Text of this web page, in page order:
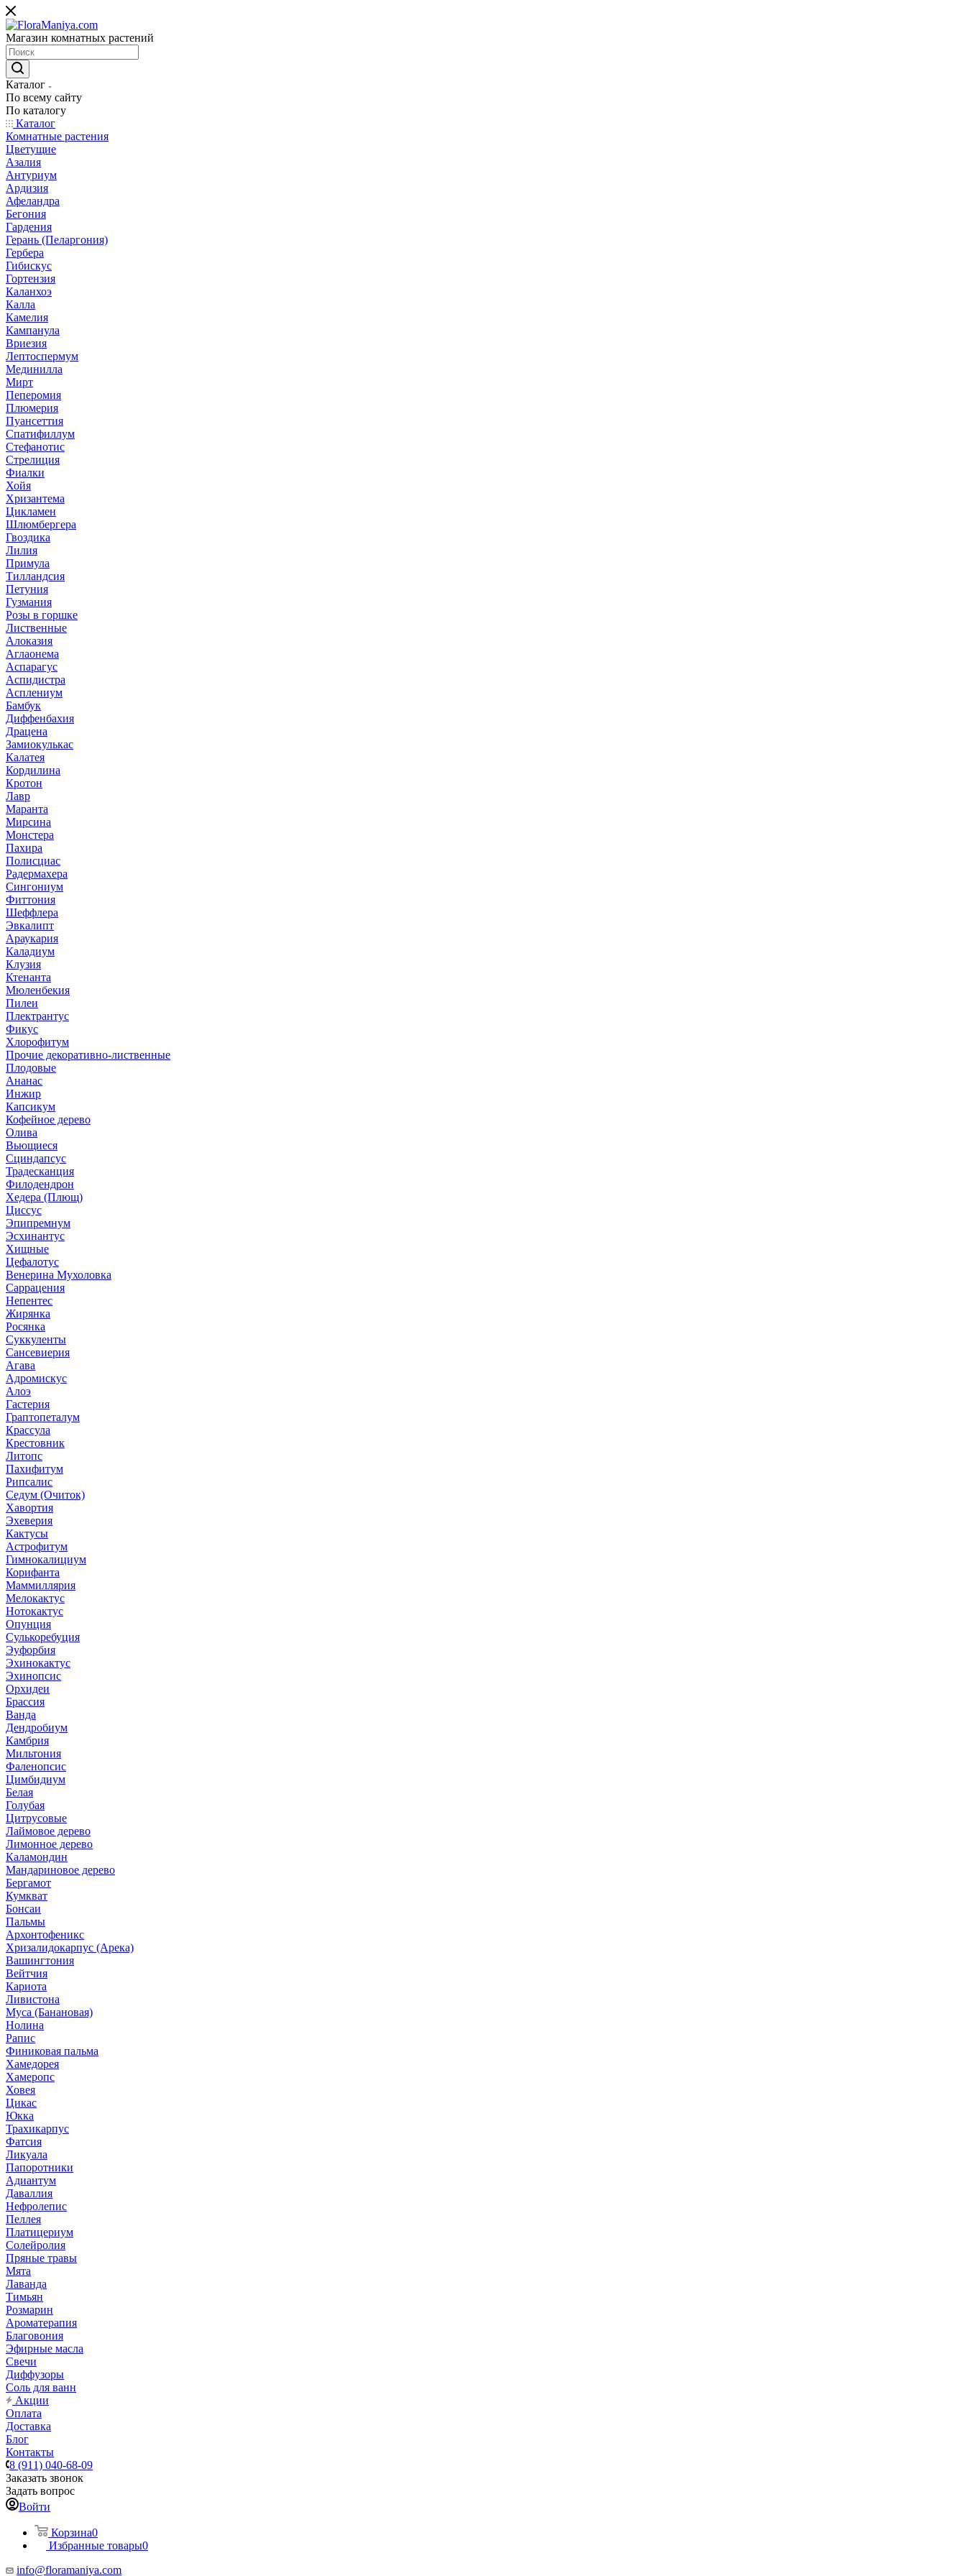
Магазин комнатных растений
Каталог
По всему сайту
По каталогу
Каталог
Комнатные растения
Цветущие
Азалия
Антуриум
Ардизия
Афеландра
Бегония
Гардения
Герань (Пеларгония)
Гербера
Гибискус
Гортензия
Каланхоэ
Калла
Камелия
Кампанула
Вриезия
Лептоспермум
Мединилла
Мирт
Пеперомия
Плюмерия
Пуансеттия
Спатифиллум
Стефанотис
Стрелиция
Фиалки
Хойя
Хризантема
Цикламен
Шлюмбергера
Гвоздика
Лилия
Примула
Тилландсия
Петуния
Гузмания
Розы в горшке
Лиственные
Алоказия
Аглаонема
Аспарагус
Аспидистра
Асплениум
Бамбук
Диффенбахия
Драцена
Замиокулькас
Калатея
Кордилина
Кротон
Лавр
Маранта
Мирсина
Монстера
Пахира
Полисциас
Радермахера
Сингониум
Фиттония
Шеффлера
Эвкалипт
Араукария
Каладиум
Клузия
Ктенанта
Мюленбекия
Пилеи
Плектрантус
Фикус
Хлорофитум
Прочие декоративно-лиственные
Плодовые
Ананас
Инжир
Капсикум
Кофейное дерево
Олива
Вьющиеся
Сциндапсус
Традесканция
Филодендрон
Хедера (Плющ)
Циссус
Эпипремнум
Эсхинантус
Хищные
Цефалотус
Венерина Мухоловка
Саррацения
Непентес
Жирянка
Росянка
Суккуленты
Сансевиерия
Агава
Адромискус
Алоэ
Гастерия
Граптопеталум
Крассула
Крестовник
Литопс
Пахифитум
Рипсалис
Седум (Очиток)
Хавортия
Эхеверия
Кактусы
Астрофитум
Гимнокалициум
Корифанта
Маммиллярия
Мелокактус
Нотокактус
Опунция
Сулькоребуция
Эуфорбия
Эхинокактус
Эхинопсис
Орхидеи
Брассия
Ванда
Дендробиум
Камбрия
Мильтония
Фаленопсис
Цимбидиум
Белая
Голубая
Цитрусовые
Лаймовое дерево
Лимонное дерево
Каламондин
Мандариновое дерево
Бергамот
Кумкват
Бонсаи
Пальмы
Архонтофеникс
Хризалидокарпус (Арека)
Вашингтония
Вейтчия
Кариота
Ливистона
Муса (Банановая)
Нолина
Рапис
Финиковая пальма
Хамедорея
Хамеропс
Ховея
Цикас
Юкка
Трахикарпус
Фатсия
Ликуала
Папоротники
Адиантум
Даваллия
Нефролепис
Пеллея
Платицериум
Солейролия
Пряные травы
Мята
Лаванда
Тимьян
Розмарин
Ароматерапия
Благовония
Эфирные масла
Свечи
Диффузоры
Соль для ванн
Акции
Оплата
Доставка
Блог
Контакты
8 (911) 040-68-09
Заказать звонок
Задать вопрос
Войти
Корзина0
Избранные товары0
info@floramaniya.com